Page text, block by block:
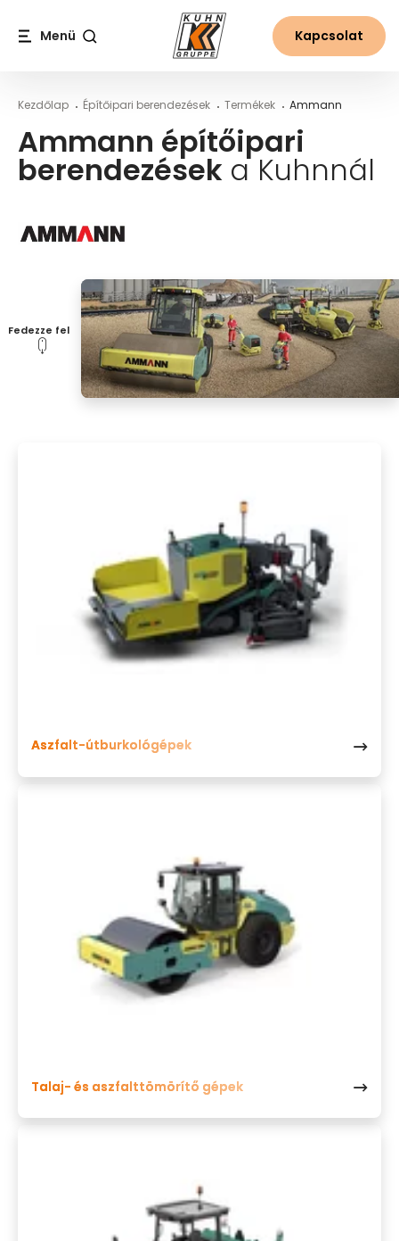
Menü Kapcsolat
Kezdőlap Építőipari berendezések Termékek Ammann
Ammann építőipari
berendezések a Kuhnnál
Fedezze fel
Aszfalt-útburkológépek
Talaj- és aszfalttömörítő gépek